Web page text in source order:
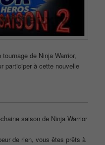
de Ninja Warrior,
participer à cette nouvelle
saison de Ninja Warrior
de rien, vous êtes prêts à